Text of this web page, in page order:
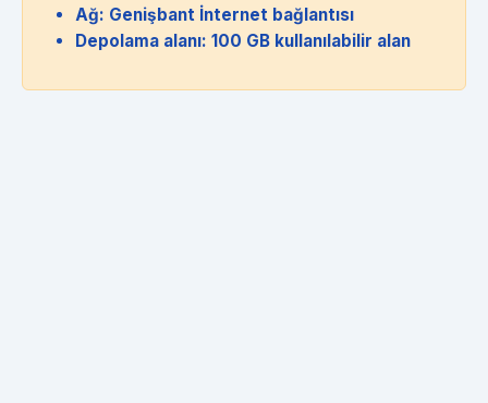
Ağ: Genişbant İnternet bağlantısı
Depolama alanı: 100 GB kullanılabilir alan